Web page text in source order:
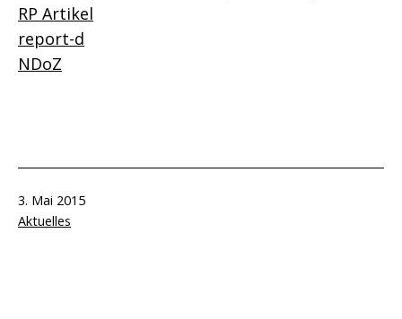
RP Artikel
report-d
NDoZ
Veröffentlicht
am
3. Mai 2015
Kategorisiert
Aktuelles